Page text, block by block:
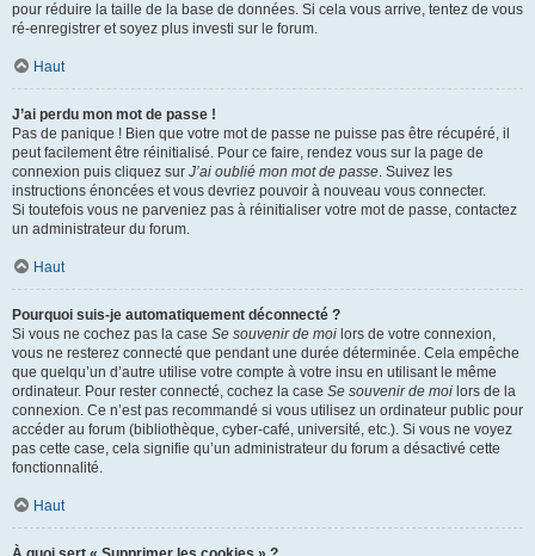
pour réduire la taille de la base de données. Si cela vous arrive, tentez de vous
ré-enregistrer et soyez plus investi sur le forum.
Haut
J’ai perdu mon mot de passe !
Pas de panique ! Bien que votre mot de passe ne puisse pas être récupéré, il
peut facilement être réinitialisé. Pour ce faire, rendez vous sur la page de
connexion puis cliquez sur J’ai oublié mon mot de passe. Suivez les
instructions énoncées et vous devriez pouvoir à nouveau vous connecter.
Si toutefois vous ne parveniez pas à réinitialiser votre mot de passe, contactez
un administrateur du forum.
Haut
Pourquoi suis-je automatiquement déconnecté ?
Si vous ne cochez pas la case Se souvenir de moi lors de votre connexion,
vous ne resterez connecté que pendant une durée déterminée. Cela empêche
que quelqu’un d’autre utilise votre compte à votre insu en utilisant le même
ordinateur. Pour rester connecté, cochez la case Se souvenir de moi lors de la
connexion. Ce n’est pas recommandé si vous utilisez un ordinateur public pour
accéder au forum (bibliothèque, cyber-café, université, etc.). Si vous ne voyez
pas cette case, cela signifie qu’un administrateur du forum a désactivé cette
fonctionnalité.
Haut